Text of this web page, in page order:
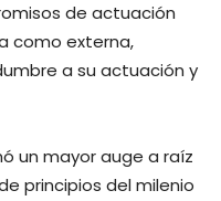
de actuación
como externa,
a su actuación y
un mayor auge a raíz
principios del milenio